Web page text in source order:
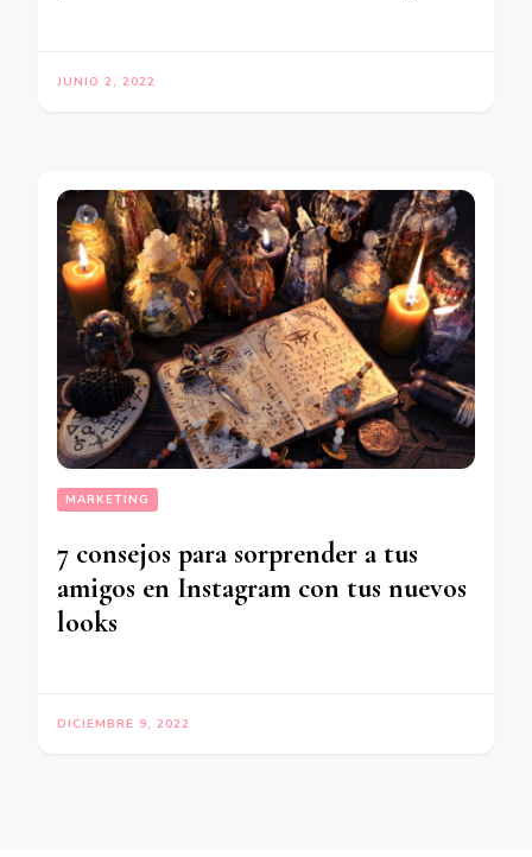
JUNIO 2, 2022
MARKETING
7 consejos para sorprender a tus
amigos en Instagram con tus nuevos
looks
DICIEMBRE 9, 2022